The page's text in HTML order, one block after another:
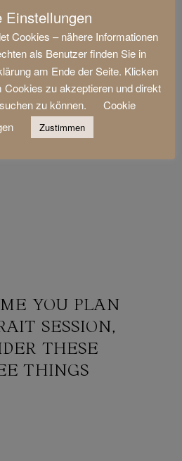
YOU PLAN
SESSION,
THESE
THINGS
Einstellungen
Cookies – nähere Informationen
als Benutzer finden Sie in
am Ende der Seite. Klicken
Cookies zu akzeptieren und direkt
zu können.
Cookie
Zustimmen